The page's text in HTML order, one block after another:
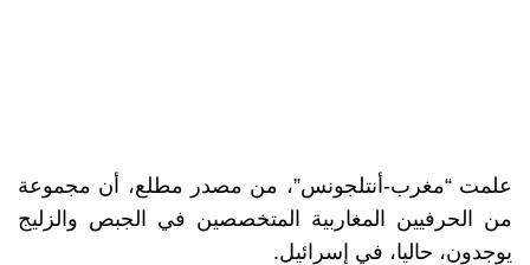
علمت “مغرب-أنتلجونس”، من مصدر مطلع، أن مجموعة
من الحرفيين المغاربية المتخصصين في الجبص والزليج
يوجدون، حاليا، في إسرائيل.